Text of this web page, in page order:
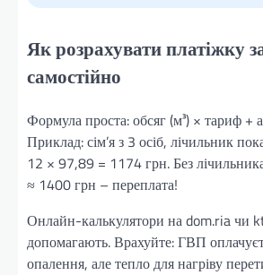
Як розрахувати платіжку
самостійно
Формула проста: обсяг (м³) × тариф +
Приклад: сім’я з 3 осіб, лічильник
12 × 97,89 = 1174 грн. Без
≈ 1400 грн – переплата!
Онлайн-калькулятори на dom.ria чи
допомагають. Врахуйте: ГВП
опалення, але тепло для нагріву